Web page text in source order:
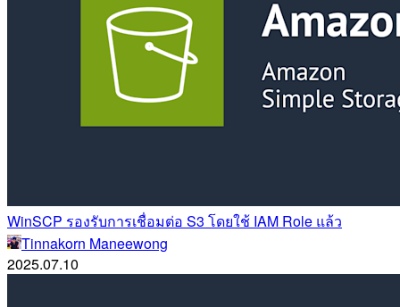
WinSCP รองรับการเชื่อมต่อ S3 โดยใช้ IAM Role แล้ว
Tinnakorn Maneewong
2025.07.10